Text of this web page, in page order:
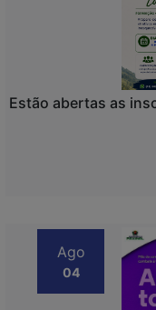
Estão abertas as
Ago
04